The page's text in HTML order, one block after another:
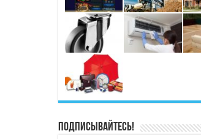
Подписывайтесь!